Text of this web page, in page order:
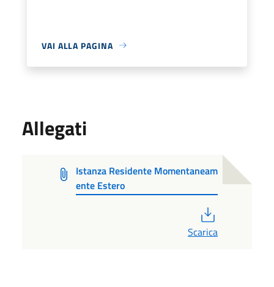
VAI ALLA PAGINA
Allegati
Istanza Residente Momentaneam
ente Estero
Scarica